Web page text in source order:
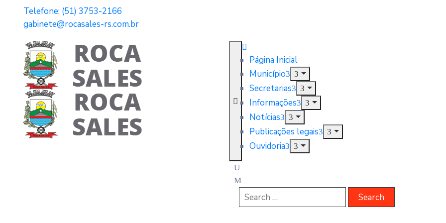
Telefone: (51) 3753-2166
gabinete@rocasales-rs.com.br
Página Inicial
Município
Secretarias
Informações
Notícias
Publicações legais
Ouvidoria